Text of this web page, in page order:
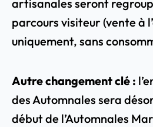
artisanales seront
parcours visiteur (vente à
uniquement, sans
Autre changement clé : l
des Automnales sera
début de l’Automnales